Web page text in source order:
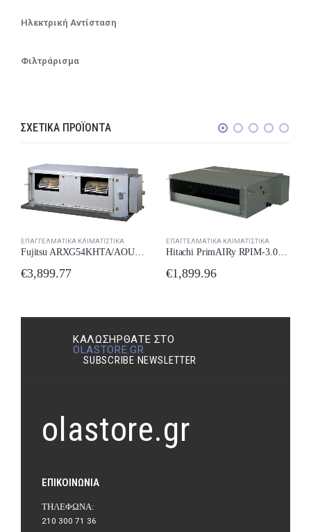
Ηλεκτρική Αντίσταση
Φιλτράρισμα
ΣΧΕΤΙΚΆ ΠΡΟΪΌΝΤΑ
ΕΠΑΓΓΕΛΜΑΤΙΚΆ ΚΛΙΜΑΤΙΣΤΙΚΆ
Fujitsu ARXG54KHTA/AOUG54KBTB Επαγγελματικό Κλιματιστικό Inverter Καναλάτο 45000 BTU με Ψυκτικό Υγρό R32
€3,899.77
ΕΠΑΓΓΕΛΜΑΤΙΚΆ ΚΛΙΜΑΤΙΣΤΙΚΆ
Hitachi PrimAIRy RPIM-3.0UNE1NH/RAS-3.0UNESNH1 Επαγγελματικό Κλιματιστικό Inverter Καναλάτο 27000 BTU
€1,899.96
ΚΑΛΩΣΉΡΘΑΤΕ ΣΤΟ
OLASTORE.GR
SUBSCRIBE NEWSLETTER
olastore.gr
ΕΠΙΚΟΙΝΩΝΊΑ
ΤΗΛΈΦΩΝΑ:
210 300 71 36